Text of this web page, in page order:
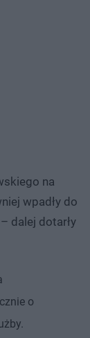
na
wpadły do
dalej dotarły
o